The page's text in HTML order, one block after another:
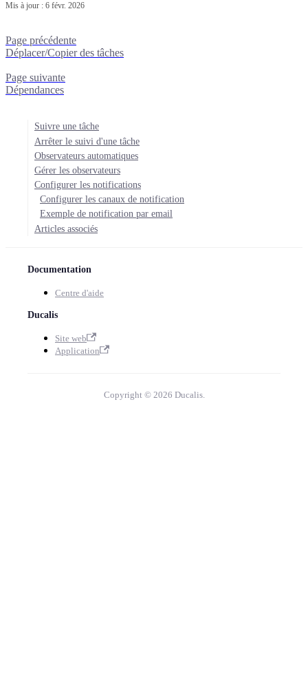
Mis à jour : 6 févr. 2026
Page précédente
Déplacer/Copier des tâches
Page suivante
Dépendances
Suivre une tâche
Arrêter le suivi d'une tâche
Observateurs automatiques
Gérer les observateurs
Configurer les notifications
Configurer les canaux de notification
Exemple de notification par email
Articles associés
Documentation
Centre d'aide
Ducalis
Site web
Application
Copyright © 2026 Ducalis.